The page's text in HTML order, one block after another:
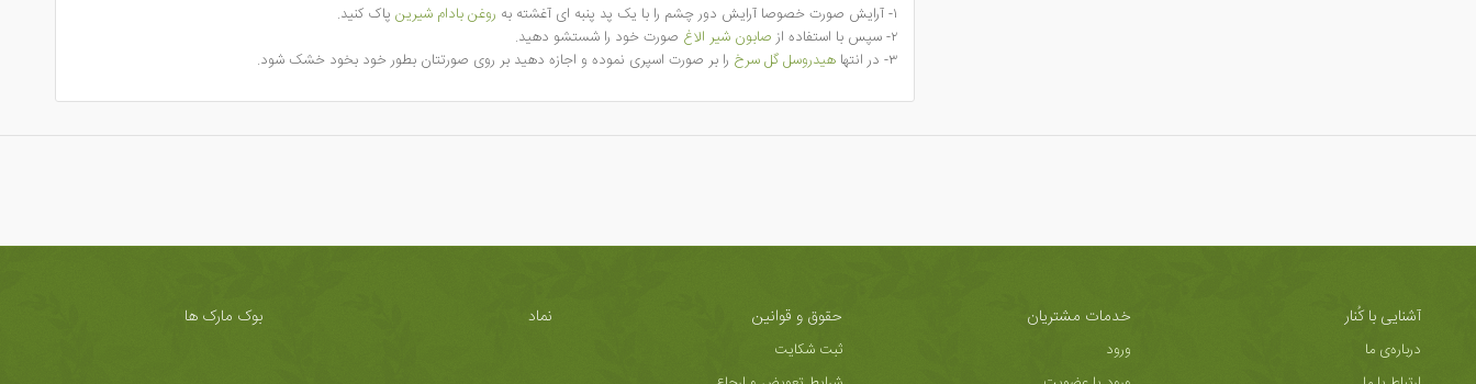
١- آرایش صورت خصوصا آرایش دور چشم را با یک پد پنبه ای آغشته به روغن بادام شیرینپاک کنید.
٢- سپس با استفاده از
صابون شیر الاغ صورت خود را شستشو دهید.
٣- در انتها
هیدروسل گل سرخ را بر صورت اسپری نموده و اجازه دهید بر روی صورتتان بطور خود بخود خشک شود.
آشنایی با کُنار
درباره‌ی ما
خدمات مشتریان
ورود
حقوق و قوانین
ثبت شکایت
نماد بوک مارک ها